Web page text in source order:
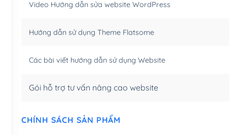
(+950,000₫)
Video Hướng dẫn sửa website WordPress
Hướng dẫn sử dụng Theme Flatsome
Các bài viết hướng dẫn sử dụng Website
Gói hỗ trợ tư vấn nâng cao website
CHÍNH SÁCH SẢN PHẨM